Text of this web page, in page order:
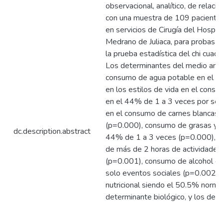
dc.description.abstract
observacional, analítico, de
con una muestra de 109
en servicios de Cirugía del
Medrano de Juliaca, para probas
la prueba estadística del chi
Los determinantes del medio
consumo de agua potable en el
en los estilos de vida en el
en el 44% de 1 a 3 veces por
en el consumo de carnes
(p=0.000), consumo de grasas y
44% de 1 a 3 veces (p=0.000),
de más de 2 horas de
(p=0.001), consumo de alcohol
solo eventos sociales (p=0.002);
nutricional siendo el 50.5%
determinante biológico, y los